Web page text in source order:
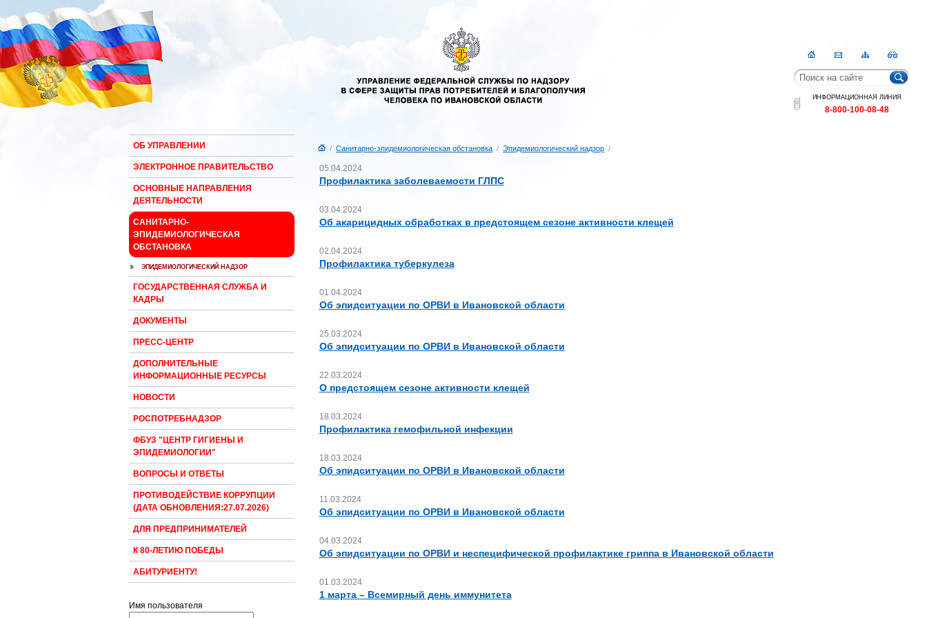
ГлавнаяКонтактыКарта
сайта
RSS
ИНФОРМАЦИОННАЯ ЛИНИЯ
8-800-100-08-48
ОБ УПРАВЛЕНИИ
ЭЛЕКТРОННОЕ ПРАВИТЕЛЬСТВО
ОСНОВНЫЕ НАПРАВЛЕНИЯ
ДЕЯТЕЛЬНОСТИ
САНИТАРНО-
ЭПИДЕМИОЛОГИЧЕСКАЯ
ОБСТАНОВКА
ЭПИДЕМИОЛОГИЧЕСКИЙ НАДЗОР
ГОСУДАРСТВЕННАЯ СЛУЖБА И
КАДРЫ
ДОКУМЕНТЫ
ПРЕСС-ЦЕНТР
ДОПОЛНИТЕЛЬНЫЕ
ИНФОРМАЦИОННЫЕ РЕСУРСЫ
НОВОСТИ
РОСПОТРЕБНАДЗОР
ФБУЗ "ЦЕНТР ГИГИЕНЫ И
ЭПИДЕМИОЛОГИИ"
ВОПРОСЫ И ОТВЕТЫ
ПРОТИВОДЕЙСТВИЕ КОРРУПЦИИ
(ДАТА ОБНОВЛЕНИЯ:27.07.2026)
ДЛЯ ПРЕДПРИНИМАТЕЛЕЙ
К 80-ЛЕТИЮ ПОБЕДЫ
АБИТУРИЕНТУ!
Имя пользователя
/Санитарно-эпидемиологическая обстановка /Эпидемиологический надзор /
05.04.2024
Профилактика заболеваемости ГЛПС
03.04.2024
Об акарицидных обработках в предстоящем сезоне активности клещей
02.04.2024
Профилактика туберкулеза
01.04.2024
Об эпидситуации по ОРВИ в Ивановской области
25.03.2024
Об эпидситуации по ОРВИ в Ивановской области
22.03.2024
О предстоящем сезоне активности клещей
18.03.2024
Профилактика гемофильной инфекции
18.03.2024
Об эпидситуации по ОРВИ в Ивановской области
11.03.2024
Об эпидситуации по ОРВИ в Ивановской области
04.03.2024
Об эпидситуации по ОРВИ и неспецифической профилактике гриппа в Ивановской области
01.03.2024
1 марта – Всемирный день иммунитета